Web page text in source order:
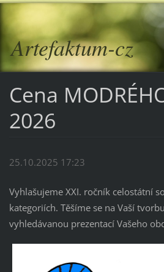
Artefaktum-cz
Cena
2026
25.10.2025 17:23
Vyhlašujeme XXI. ročník celostátní
kategoriích. Těšíme se na Vaší
vyhledávanou prezentací Vašeho